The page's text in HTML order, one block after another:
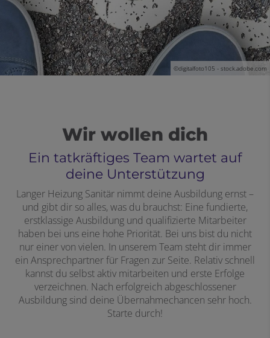
©digitalfoto105 - stock.adobe.com
Wir wollen dich
Ein tatkräftiges Team wartet auf
deine Unterstützung
Langer Heizung Sanitär nimmt deine Ausbildung ernst –
und gibt dir so alles, was du brauchst: Eine fundierte,
erstklassige Ausbildung und qualifizierte Mitarbeiter
haben bei uns eine hohe Priorität. Bei uns bist du nicht
nur einer von vielen. In unserem Team steht dir immer
ein Ansprechpartner für Fragen zur Seite. Relativ schnell
kannst du selbst aktiv mitarbeiten und erste Erfolge
verzeichnen. Nach erfolgreich abgeschlossener
Ausbildung sind deine Übernahmechancen sehr hoch.
Starte durch!